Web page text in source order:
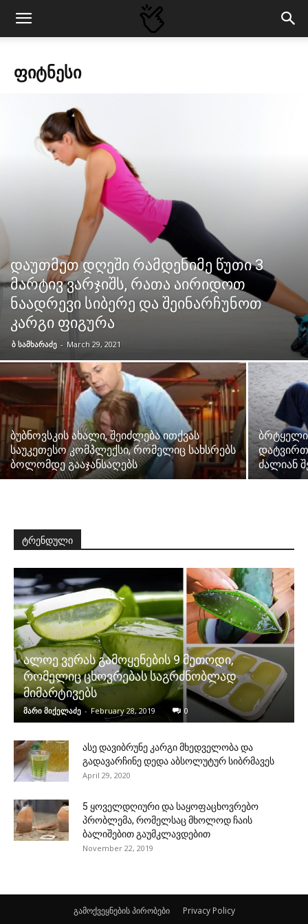
ᲤᲘᲢᲜᲔᲡᲘ
დაუთმეთ დღეში რამდენიმე წუთი 3
მარტივ ვარჯიშს, რათა აირიდოთ
ნაადრევი სიბერე და შეინარჩუნოთ
კარგი ფიგურა
ბ სამხარაძე - March 29, 2021
ბუბნოვსკის ახალი, შეიძლება ითქვას
საუკეთესო კომპლექსი, რომელიც სახსრებს
ბოლომდე გააჯანსაღებს
ძალიან
ტრენდული
ალოე ვერას გამოყენების 9 მეთოდი,
რომელიც ცხოვრებას საგრძნობლად
მიმარტივებს
მარი მიქელაძე - February 28, 2019 0
ასე დავიბრუნე კარგი მხედველობა და
გადავარჩინე დედა აბსოლუტურ სიბრმავეს
April 29, 2020
5 ყოველდღიური და საყოფაცხოვრებო
პრობლემა, რომელსაც მხოლოდ ჩაის
ბალიშებით გაუმკლავდებით
November 22, 2019
გამოქვეყნების პირობები Privacy Policy